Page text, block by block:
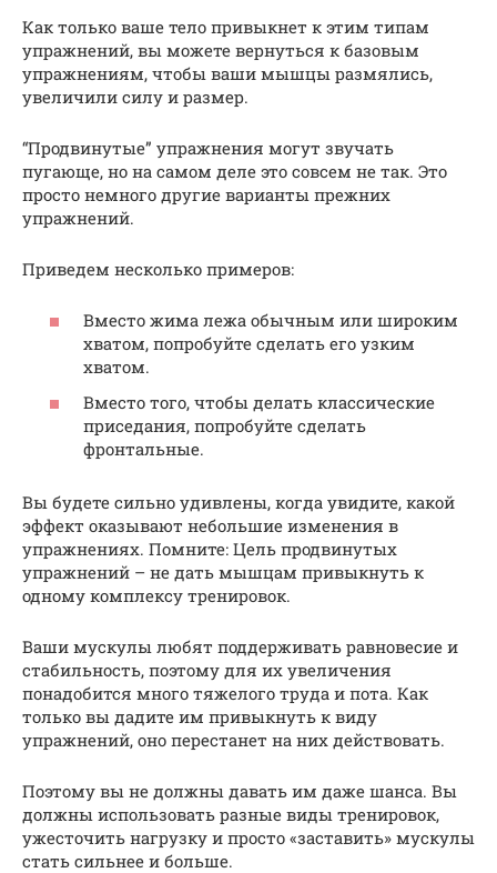
Как только ваше тело привыкнет к этим типам
упражнений, вы можете вернуться к базовым
упражнениям, чтобы ваши мышцы размялись,
увеличили силу и размер.
“Продвинутые” упражнения могут звучать
пугающе, но на самом деле это совсем не так. Это
просто немного другие варианты прежних
упражнений.
Приведем несколько примеров:
Вместо жима лежа обычным или широким
хватом, попробуйте сделать его узким
хватом.
Вместо того, чтобы делать классические
приседания, попробуйте сделать
фронтальные.
Вы будете сильно удивлены, когда увидите, какой
эффект оказывают небольшие изменения в
упражнениях. Помните: Цель продвинутых
упражнений – не дать мышцам привыкнуть к
одному комплексу тренировок.
Ваши мускулы любят поддерживать равновесие и
стабильность, поэтому для их увеличения
понадобится много тяжелого труда и пота. Как
только вы дадите им привыкнуть к виду
упражнений, оно перестанет на них действовать.
Поэтому вы не должны давать им даже шанса. Вы
должны использовать разные виды тренировок,
ужесточить нагрузку и просто «заставить» мускулы
стать сильнее и больше.